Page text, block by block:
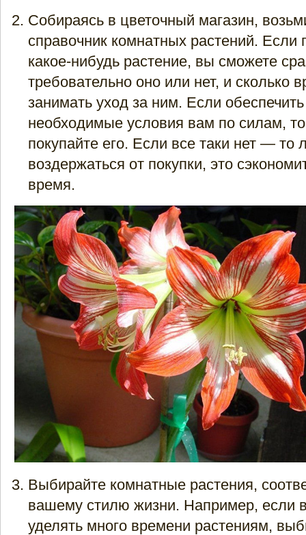
Собираясь в цветочный магазин,
справочник комнатных растений. Если
какое-нибудь растение, вы сможете
требовательно оно или нет, и сколько
занимать уход за ним. Если
необходимые условия вам по силам,
покупайте его. Если все таки нет — то
воздержаться от покупки, это
время.
Выбирайте комнатные растения,
вашему стилю жизни. Например, если
уделять много времени растениям,